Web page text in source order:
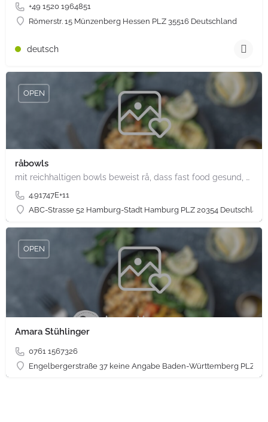
+49 1520 1964851
Römerstr. 15 Münzenberg Hessen PLZ 35516 Deutschland
deutsch
råbowls
mit reichhaltigen bowls beweist rå, dass fast food gesund, nachhaltig und hundertprozentig vegan sein kann.…
4.91747E+11
ABC-Strasse 52 Hamburg-Stadt Hamburg PLZ 20354 Deutschland
OPEN
Amara Stühlinger
0761 1567326
Engelbergerstraße 37 keine Angabe Baden-Württemberg PLZ
OPEN